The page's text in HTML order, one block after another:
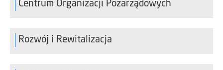
Centrum Organizacji Pozarządowych
Rozwój i Rewitalizacja